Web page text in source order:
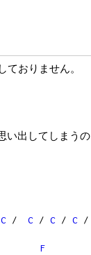
ておりません。
出してしまうの
C / C / C / C /
F